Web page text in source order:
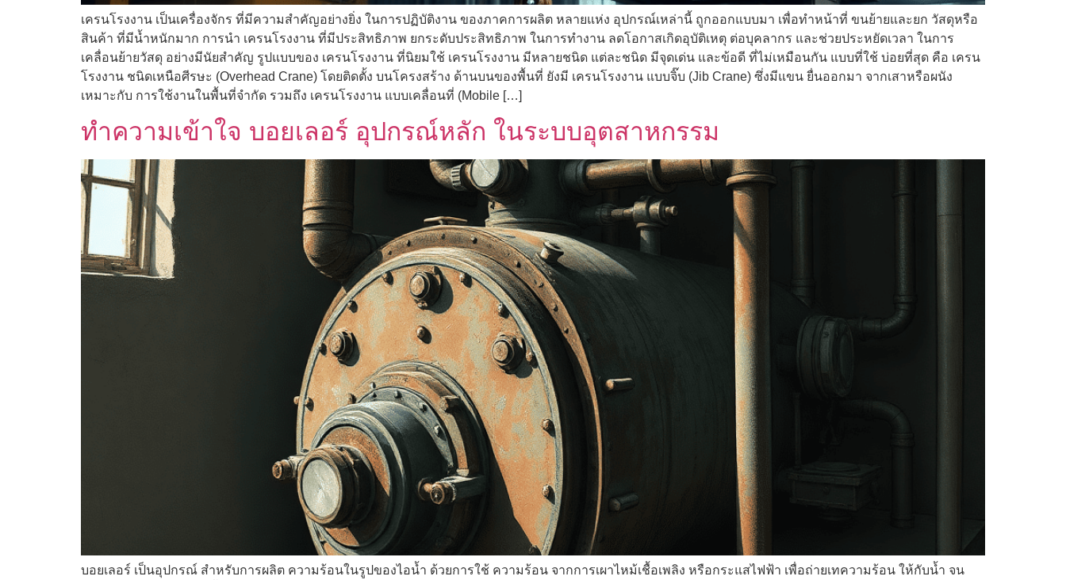
เครนโรงงาน เป็นเครื่องจักร ที่มีความสำคัญอย่างยิ่ง ในการปฏิบัติงาน ของภาคการผลิต หลายแห่ง อุปกรณ์เหล่านี้ ถูกออกแบบมา เพื่อทำหน้าที่ ขนย้ายและยก วัสดุหรือ
สินค้า ที่มีน้ำหนักมาก การนำ เครนโรงงาน ที่มีประสิทธิภาพ ยกระดับประสิทธิภาพ ในการทำงาน ลดโอกาสเกิดอุบัติเหตุ ต่อบุคลากร และช่วยประหยัดเวลา ในการ
เคลื่อนย้ายวัสดุ อย่างมีนัยสำคัญ รูปแบบของ เครนโรงงาน ที่นิยมใช้ เครนโรงงาน มีหลายชนิด แต่ละชนิด มีจุดเด่น และข้อดี ที่ไม่เหมือนกัน แบบที่ใช้ บ่อยที่สุด คือ เครน
โรงงาน ชนิดเหนือศีรษะ (Overhead Crane) โดยติดตั้ง บนโครงสร้าง ด้านบนของพื้นที่ ยังมี เครนโรงงาน แบบจิ๊บ (Jib Crane) ซึ่งมีแขน ยื่นออกมา จากเสาหรือผนัง
เหมาะกับ การใช้งานในพื้นที่จำกัด รวมถึง เครนโรงงาน แบบเคลื่อนที่ (Mobile […]
ทำความเข้าใจ บอยเลอร์ อุปกรณ์หลัก ในระบบอุตสาหกรรม
บอยเลอร์ เป็นอุปกรณ์ สำหรับการผลิต ความร้อนในรูปของไอน้ำ ด้วยการใช้ ความร้อน จากการเผาไหม้เชื้อเพลิง หรือกระแสไฟฟ้า เพื่อถ่ายเทความร้อน ให้กับน้ำ จน